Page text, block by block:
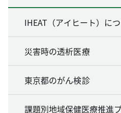
IHEAT（アイヒート）に
災害時の透析医療
東京都のがん検診
課題別地域保健医療推進